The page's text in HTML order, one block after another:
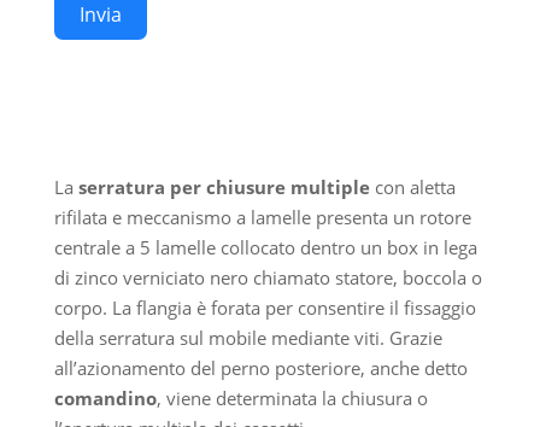
Invia
La serratura per chiusure multiplecon aletta
rifilata e meccanismo a lamelle presenta un rotore
centrale a 5 lamelle collocato dentro un box in lega
di zinco verniciato nero chiamato statore, boccola o
corpo. La flangia è forata per consentire il fissaggio
della serratura sul mobile mediante viti. Grazie
all’azionamento del perno posteriore, anche detto
comandino, viene determinata la chiusura o